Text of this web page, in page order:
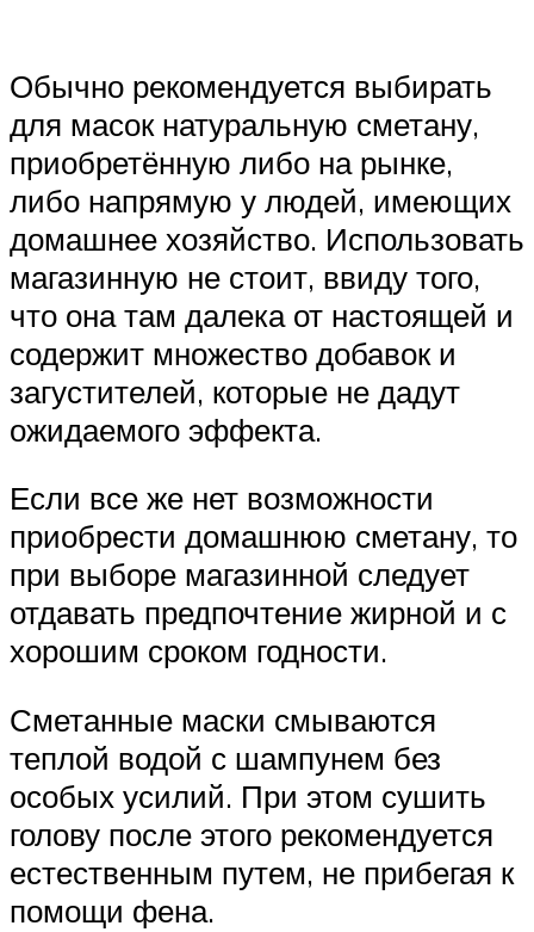
Обычно рекомендуется выбирать
для масок натуральную сметану,
приобретённую либо на рынке,
либо напрямую у людей, имеющих
домашнее хозяйство. Использовать
магазинную не стоит, ввиду того,
что она там далека от настоящей и
содержит множество добавок и
загустителей, которые не дадут
ожидаемого эффекта.
Если все же нет возможности
приобрести домашнюю сметану, то
при выборе магазинной следует
отдавать предпочтение жирной и с
хорошим сроком годности.
Сметанные маски смываются
теплой водой с шампунем без
особых усилий. При этом сушить
голову после этого рекомендуется
естественным путем, не прибегая к
помощи фена.